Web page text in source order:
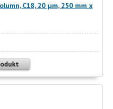
C18, 20 µm, 250 mm x